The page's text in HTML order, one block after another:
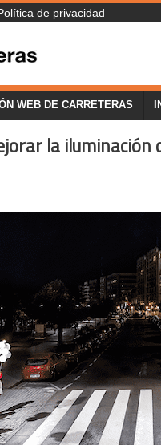
de privacidad
WEB DE CARRETERAS
la iluminación